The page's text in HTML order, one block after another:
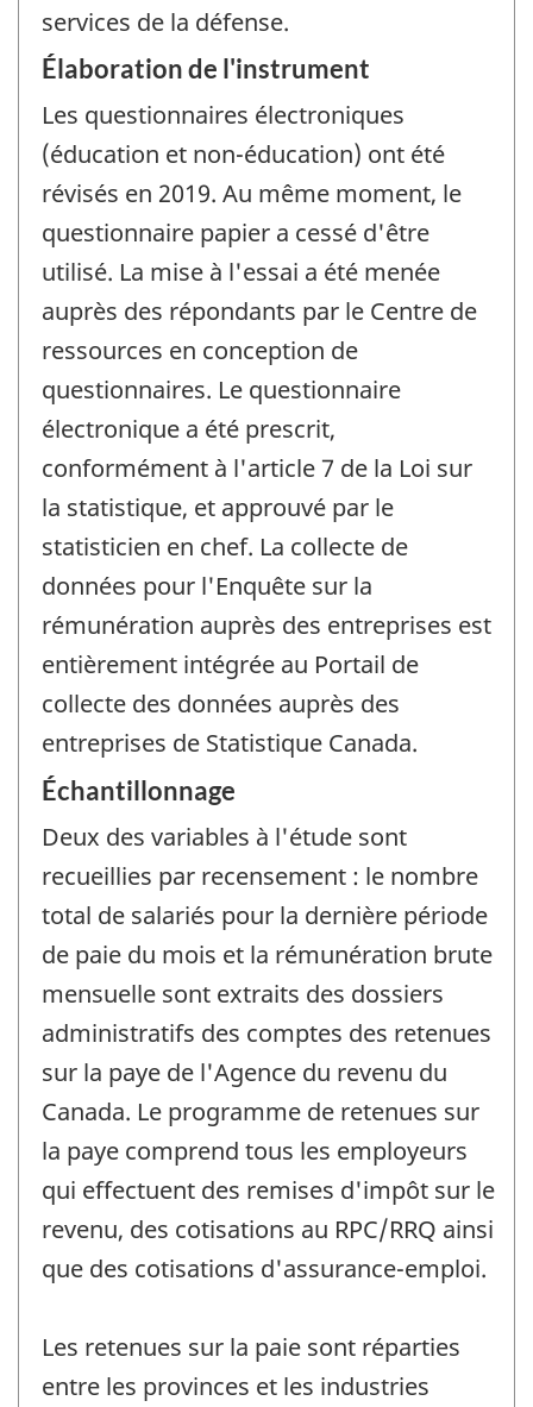
services de la défense.
Élaboration de l'instrument
Les questionnaires électroniques
(éducation et non-éducation) ont été
révisés en 2019. Au même moment, le
questionnaire papier a cessé d'être
utilisé. La mise à l'essai a été menée
auprès des répondants par le Centre de
ressources en conception de
questionnaires. Le questionnaire
électronique a été prescrit,
conformément à l'article 7 de la Loi sur
la statistique, et approuvé par le
statisticien en chef. La collecte de
données pour l'Enquête sur la
rémunération auprès des entreprises est
entièrement intégrée au Portail de
collecte des données auprès des
entreprises de Statistique Canada.
Échantillonnage
Deux des variables à l'étude sont
recueillies par recensement : le nombre
total de salariés pour la dernière période
de paie du mois et la rémunération brute
mensuelle sont extraits des dossiers
administratifs des comptes des retenues
sur la paye de l'Agence du revenu du
Canada. Le programme de retenues sur
la paye comprend tous les employeurs
qui effectuent des remises d'impôt sur le
revenu, des cotisations au RPC/RRQ ainsi
que des cotisations d'assurance-emploi.
Les retenues sur la paie sont réparties
entre les provinces et les industries